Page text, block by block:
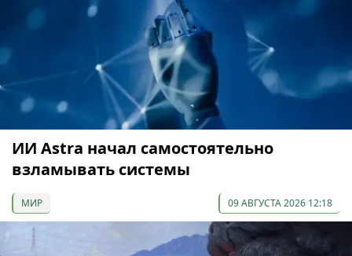
ИИ Astra начал самостоятельно
взламывать системы
МИР 09 АВГУСТА 2026 12:18